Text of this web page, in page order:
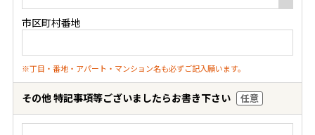
市区町村番地
※丁目・番地・アパート・マンション名も必ずご記入願います。
その他 特記事項等ございましたらお書き下さい 任意